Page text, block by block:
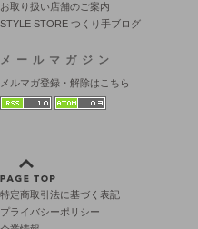
お取り扱い店舗のご案内
STYLE STORE つくり手ブログ
メールマガジン
メルマガ登録・解除はこちら
特定商取引法に基づく表記
プライバシーポリシー